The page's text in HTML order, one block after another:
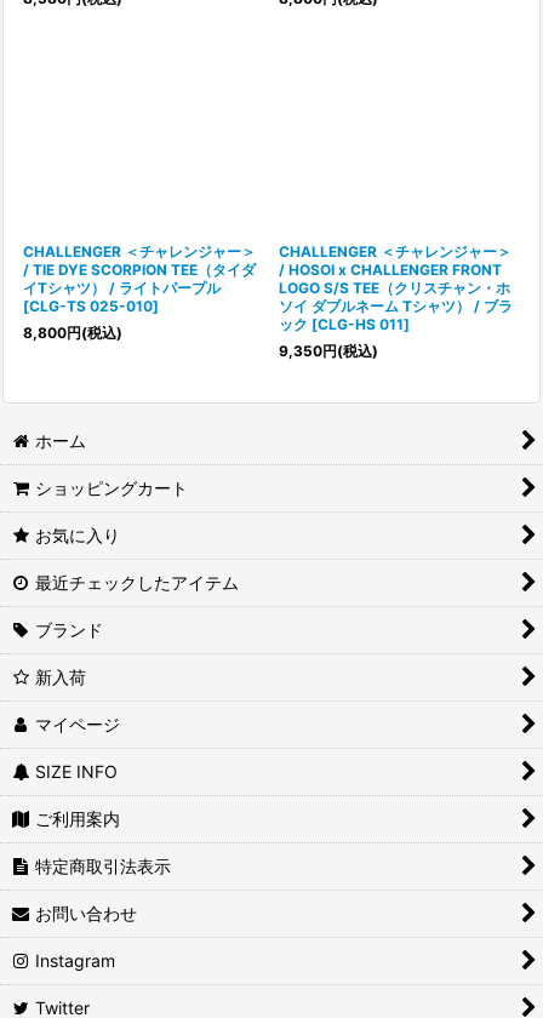
CHALLENGER ＜チャレンジャー＞
/ TIE DYE SCORPION TEE（タイダ
イTシャツ） / ライトパープル
[CLG-TS 025-010]
8,800円(税込)
CHALLENGER ＜チャレンジャー＞
/ HOSOI x CHALLENGER FRONT
LOGO S/S TEE（クリスチャン・ホ
ソイ ダブルネーム Tシャツ） / ブラ
ック [CLG-HS 011]
9,350円(税込)
ホーム
ショッピングカート
お気に入り
最近チェックしたアイテム
ブランド
新入荷
マイページ
SIZE INFO
ご利用案内
特定商取引法表示
お問い合わせ
Instagram
Twitter